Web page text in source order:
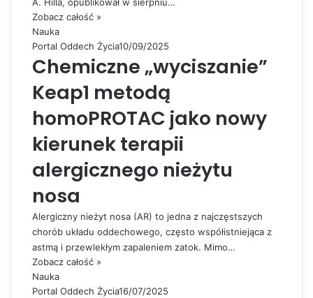
Zobacz całość »
Nauka
Portal Oddech Życia10/09/2025
Chemiczne „wyciszanie”
Keap1 metodą
homoPROTAC jako nowy
kierunek terapii
alergicznego nieżytu
nosa
Alergiczny nieżyt nosa (AR) to jedna z najczęstszych
chorób układu oddechowego, często współistniejąca z
astmą i przewlekłym zapaleniem zatok. Mimo…
Zobacz całość »
Nauka
Portal Oddech Życia16/07/2025